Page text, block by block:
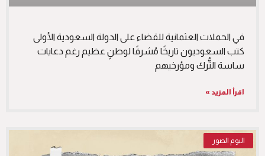
في الحملات العثمانية للقضاء على الدولة السعودية الأولى
كتب السعوديون تاريخًا مُشرفًا لوطنٍ عظيم رغم دعايات
ساسة التُّرك ومؤرخيهم
اقرأ المزيد »
البوم الصور